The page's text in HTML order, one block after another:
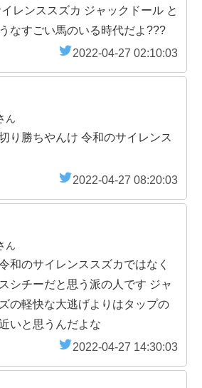
レンススズカ ジャックドール と
なすごい馬のいる時代だよ???
2022-04-27 02:10:03
ん
り勝ちやんけ 令和のサイレンス
2022-04-27 08:20:03
ん
和のサイレンススズカではなく
シチーだと思う派の人です ジャ
の軽快な大逃げよりはタップの
いと思うんだよな
2022-04-27 14:30:03